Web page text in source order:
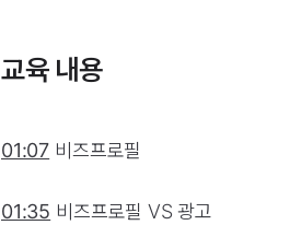
교육 내용
01:07 비즈프로필
01:35 비즈프로필 VS 광고